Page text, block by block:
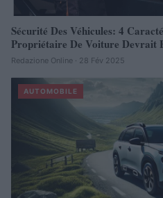
Sécurité Des Véhicules: 4
Propriétaire De Voiture Devrait
Redazione Online · 28 Fév 2025
AUTOMOBILE